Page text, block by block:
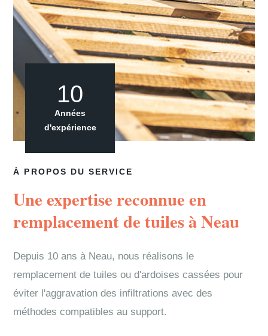
À PROPOS DU SERVICE
Une expertise reconnue en
remplacement de tuiles à Neau
Depuis 10 ans à Neau, nous réalisons le
remplacement de tuiles ou d'ardoises cassées pour
éviter l'aggravation des infiltrations avec des
méthodes compatibles au support.
10
Années
d'expérience